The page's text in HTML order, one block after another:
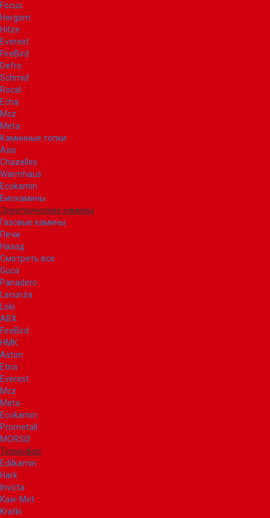
Focus
Hergom
Hitze
Everest
FireBird
Defro
Schmid
Rocal
Echa
Mcz
Meta
Каминные топки
Axis
Chazelles
Warmhaus
Ecokamin
Биокамины
Электрические камины
Газовые камины
Печи
Назад
Смотреть все
Guca
Panadero
Lacunza
Loki
ABX
FireBird
НМК
Aston
Etna
Everest
Mcz
Meta
Ecokamin
Prometall
MORSØ
Термофор
Edilkamin
Hark
Invicta
Kaw-Met
Kratki